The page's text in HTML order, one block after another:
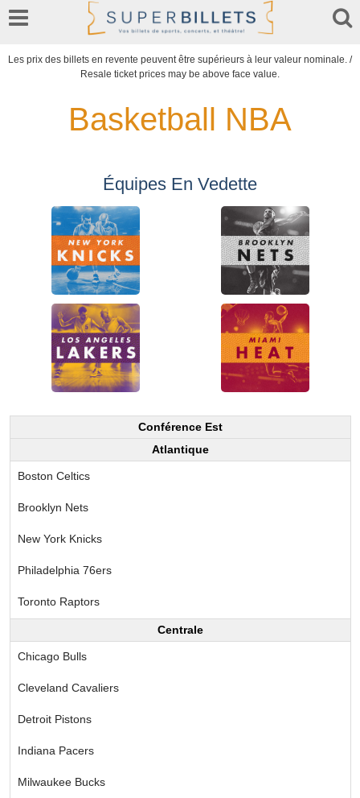
Les prix des billets en revente peuvent être supérieurs à leur valeur nominale. /
Resale ticket prices may be above face value.
Basketball NBA
Équipes En Vedette
Conférence Est
Atlantique
Boston Celtics
Brooklyn Nets
New York Knicks
Philadelphia 76ers
Toronto Raptors
Centrale
Chicago Bulls
Cleveland Cavaliers
Detroit Pistons
Indiana Pacers
Milwaukee Bucks